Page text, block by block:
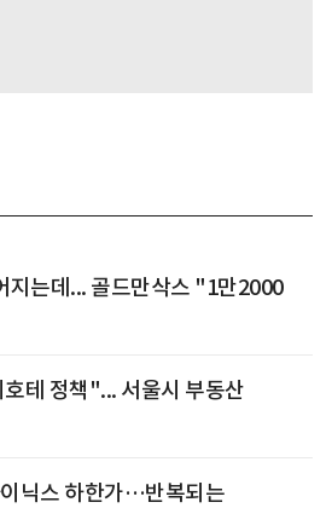
지는데... 골드만삭스 "1만2000
테 정책"... 서울시 부동산
닉스 하한가…반복되는